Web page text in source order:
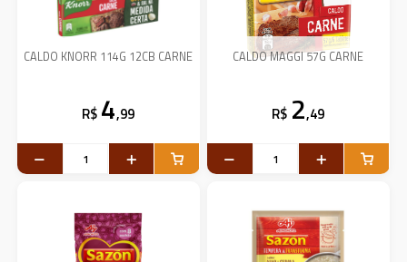
CALDO KNORR 114G 12CB CARNE
R$ 4,99
CALDO MAGGI 57G CARNE
R$ 2,49